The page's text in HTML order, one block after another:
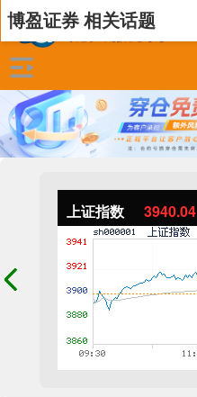
上证指数 3940.04
博盈证券 相关话题